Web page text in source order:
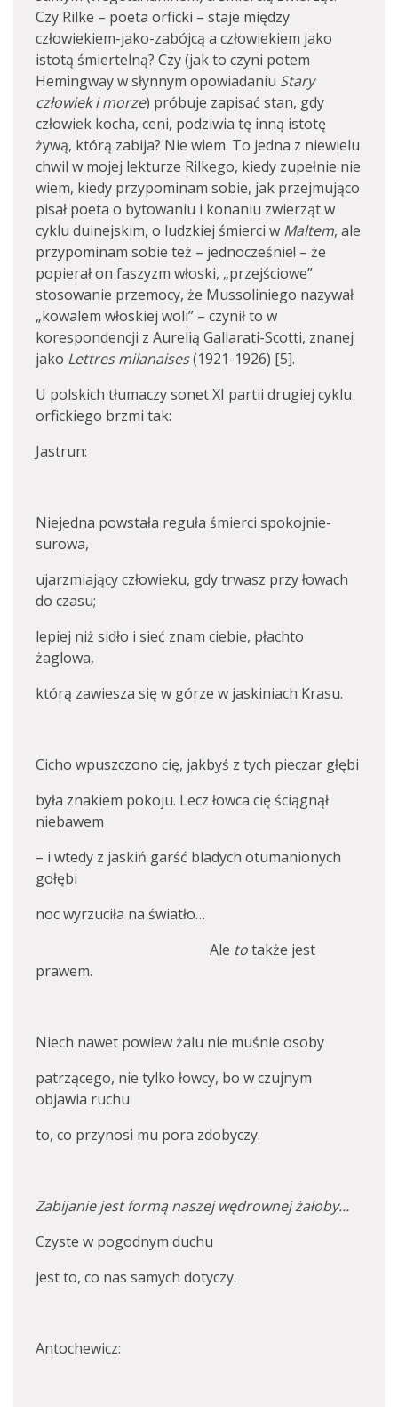
Czy Rilke – poeta orficki – staje między
człowiekiem-jako-zabójcą a człowiekiem jako
istotą śmiertelną? Czy (jak to czyni potem
Hemingway w słynnym opowiadaniu Stary
człowiek i morze) próbuje zapisać stan, gdy
człowiek kocha, ceni, podziwia tę inną istotę
żywą, którą zabija? Nie wiem. To jedna z niewielu
chwil w mojej lekturze Rilkego, kiedy zupełnie nie
wiem, kiedy przypominam sobie, jak przejmująco
pisał poeta o bytowaniu i konaniu zwierząt w
cyklu duinejskim, o ludzkiej śmierci w Maltem, ale
przypominam sobie też – jednocześnie! – że
popierał on faszyzm włoski, „przejściowe”
stosowanie przemocy, że Mussoliniego nazywał
„kowalem włoskiej woli” – czynił to w
korespondencji z Aurelią Gallarati-Scotti, znanej
jako Lettres milanaises(1921-1926) [5].
U polskich tłumaczy sonet XI partii drugiej cyklu
orfickiego brzmi tak:
Jastrun:
Niejedna powstała reguła śmierci spokojnie-
surowa,
ujarzmiający człowieku, gdy trwasz przy łowach
do czasu;
lepiej niż sidło i sieć znam ciebie, płachto
żaglowa,
którą zawiesza się w górze w jaskiniach Krasu.
Cicho wpuszczono cię, jakbyś z tych pieczar głębi
była znakiem pokoju. Lecz łowca cię ściągnął
niebawem
– i wtedy z jaskiń garść bladych otumanionych
gołębi
noc wyrzuciła na światło…
Ale totakże jest
prawem.
Niech nawet powiew żalu nie muśnie osoby
patrzącego, nie tylko łowcy, bo w czujnym
objawia ruchu
to, co przynosi mu pora zdobyczy.
Zabijanie jest formą naszej wędrownej żałoby…
Czyste w pogodnym duchu
jest to, co nas samych dotyczy.
Antochewicz: